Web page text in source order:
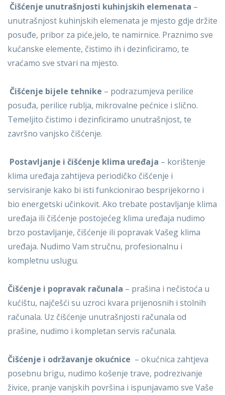
Čišćenje unutrašnjosti kuhinjskih elemenata –
unutrašnjost kuhinjskih elemenata je mjesto gdje držite
posuđe, pribor za piće,jelo, te namirnice. Praznimo sve
kućanske elemente, čistimo ih i dezinficiramo, te
vraćamo sve stvari na mjesto.
Čišćenje bijele tehnike – podrazumjeva perilice
posuđa, perilice rublja, mikrovalne pećnice i slično.
Temeljito čistimo i dezinficiramo unutrašnjost, te
završno vanjsko čišćenje.
Postavljanje i čišćenje klima uređaja – korištenje
klima uređaja zahtijeva periodičko čišćenje i
servisiranje kako bi isti funkcionirao besprijekorno i
bio energetski učinkovit. Ako trebate postavljanje klima
uređaja ili čišćenje postojećeg klima uređaja nudimo
brzo postavljanje, čišćenje ili popravak Vašeg klima
uređaja. Nudimo Vam stručnu, profesionalnu i
kompletnu uslugu.
Čišćenje i popravak računala – prašina i nečistoća u
kućištu, najčešći su uzroci kvara prijenosnih i stolnih
računala. Uz čišćenje unutrašnjosti računala od
prašine, nudimo i kompletan servis računala.
Čišćenje i održavanje okućnice – okućnica zahtjeva
posebnu brigu, nudimo košenje trave, podrezivanje
živice, pranje vanjskih površina i ispunjavamo sve Vaše